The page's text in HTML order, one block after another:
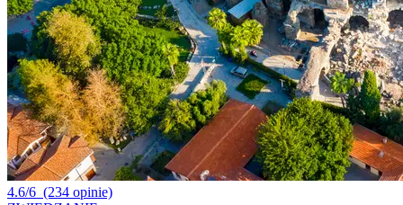
4.6/6 (234 opinie)